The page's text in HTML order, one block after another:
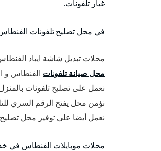
غيار تلفونات.
في محل تصليح تلفونات
محلات تبديل شاشة ايباد
محل صيانة تلفونات الفنطاس و
نعمل على تصليح تلفونات
نؤمن محل يفتح الرقم السري
نعمل أيضا على توفير محل
محلات موبايلات الفنطاس في